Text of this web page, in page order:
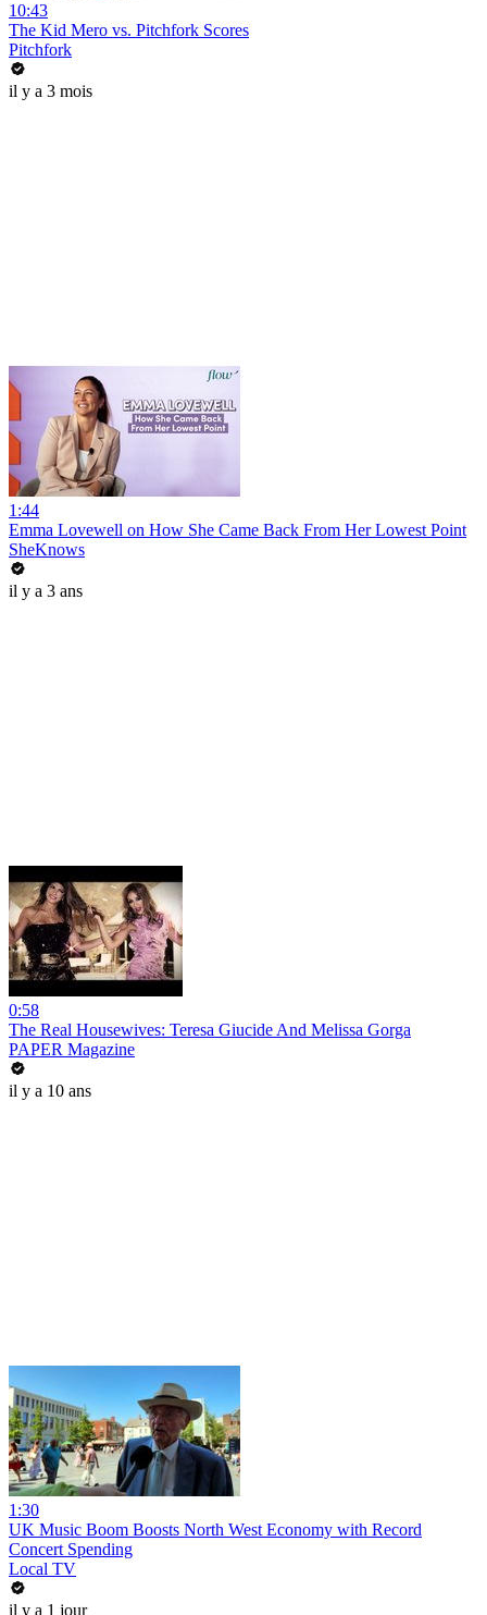
10:43
The Kid Mero vs. Pitchfork Scores
Pitchfork
il y a 3 mois
1:44
Emma Lovewell on How She Came Back From Her Lowest Point
SheKnows
il y a 3 ans
0:58
The Real Housewives: Teresa Giucide And Melissa Gorga
PAPER Magazine
il y a 10 ans
1:30
UK Music Boom Boosts North West Economy with Record
Concert Spending
Local TV
il y a 1 jour